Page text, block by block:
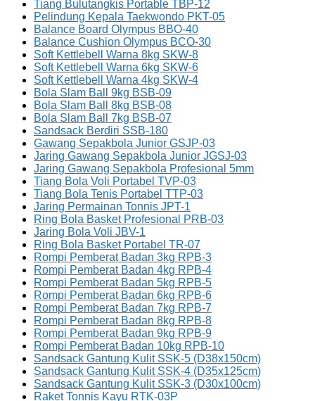
Tiang Bulutangkis Portable TBP-12
Pelindung Kepala Taekwondo PKT-05
Balance Board Olympus BBO-40
Balance Cushion Olympus BCO-30
Soft Kettlebell Warna 8kg SKW-8
Soft Kettlebell Warna 6kg SKW-6
Soft Kettlebell Warna 4kg SKW-4
Bola Slam Ball 9kg BSB-09
Bola Slam Ball 8kg BSB-08
Bola Slam Ball 7kg BSB-07
Sandsack Berdiri SSB-180
Gawang Sepakbola Junior GSJP-03
Jaring Gawang Sepakbola Junior JGSJ-03
Jaring Gawang Sepakbola Profesional 5mm
Tiang Bola Voli Portabel TVP-03
Tiang Bola Tenis Portabel TTP-03
Jaring Permainan Tonnis JPT-1
Ring Bola Basket Profesional PRB-03
Jaring Bola Voli JBV-1
Ring Bola Basket Portabel TR-07
Rompi Pemberat Badan 3kg RPB-3
Rompi Pemberat Badan 4kg RPB-4
Rompi Pemberat Badan 5kg RPB-5
Rompi Pemberat Badan 6kg RPB-6
Rompi Pemberat Badan 7kg RPB-7
Rompi Pemberat Badan 8kg RPB-8
Rompi Pemberat Badan 9kg RPB-9
Rompi Pemberat Badan 10kg RPB-10
Sandsack Gantung Kulit SSK-5 (D38x150cm)
Sandsack Gantung Kulit SSK-4 (D35x125cm)
Sandsack Gantung Kulit SSK-3 (D30x100cm)
Raket Tonnis Kayu RTK-03P